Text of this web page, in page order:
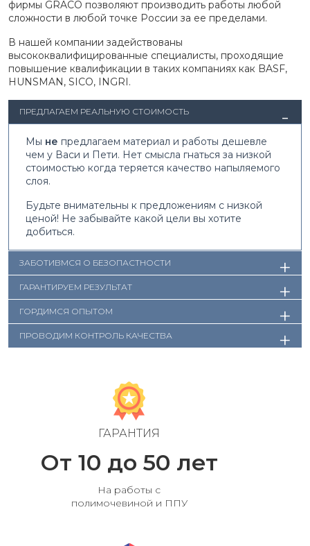
фирмы GRACO позволяют производить работы любой
сложности в любой точке России за ее пределами.
В нашей компании задействованы
высококвалифицированные специалисты, проходящие
повышение квалификации в таких компаниях как BASF,
HUNSMAN, SICO, INGRI.
ПРЕДЛАГАЕМ РЕАЛЬНУЮ СТОИМОСТЬ
Мы не предлагаем материал и работы дешевле
чем у Васи и Пети. Нет смысла гнаться за низкой
стоимостью когда теряется качество напыляемого
слоя.
Будьте внимательны к предложениям с низкой
ценой! Не забывайте какой цели вы хотите
добиться.
ЗАБОТИВМСЯ О БЕЗОПАСТНОСТИ
ГАРАНТИРУЕМ РЕЗУЛЬТАТ
ГОРДИМСЯ ОПЫТОМ
ПРОВОДИМ КОНТРОЛЬ КАЧЕСТВА
ГАРАНТИЯ
От 10 до 50 лет
На работы с
полимочевиной и ППУ